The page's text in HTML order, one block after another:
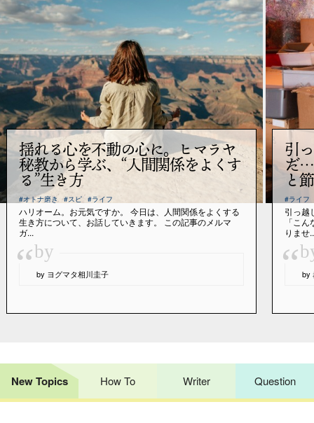
揺れる心を不動の心に。ヒマラヤ
秘教から学ぶ、“人間関係をよくす
る”生き方
#オトナ磨き #スピ #ライフ
ハリオーム。お元気ですか。 今日は、人間関係をよくする
生き方について、お話していきます。 この記事のメルマ
ガ...
“by
by ヨグマタ相川圭子
引
だ…
と
#ライフ
引っ越
「こ
りませ
“ by
New Topics How To Writer Question